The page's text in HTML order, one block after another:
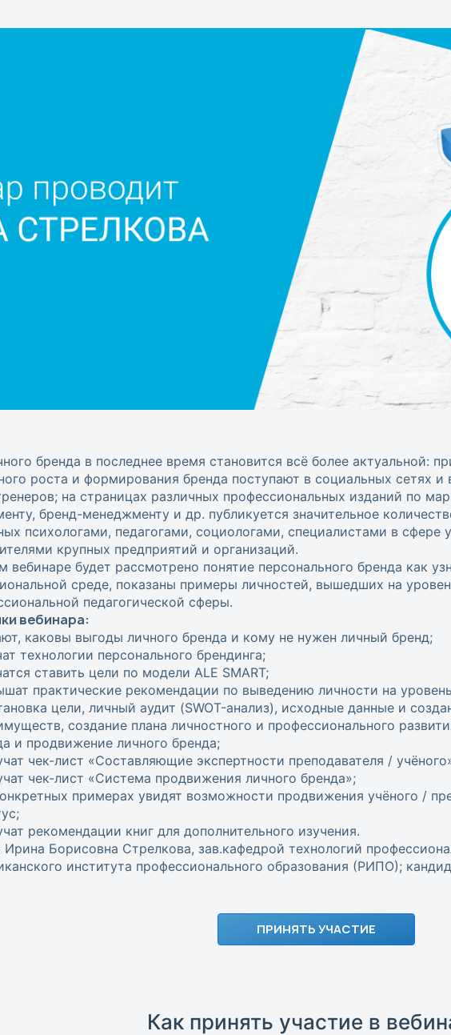
бренда в последнее время становится всё более актуальной:
роста и формирования бренда поступают в социальных сетях
на страницах различных профессиональных изданий по
бренд-менеджменту и др. публикуется значительное
психологами, педагогами, социологами, специалистами в сфере
крупных предприятий и организаций.
вебинаре будет рассмотрено понятие персонального бренда как
среде, показаны примеры личностей, вышедших на
педагогической сферы.
вебинара:
каковы выгоды личного бренда и кому не нужен личный бренд;
технологии персонального брендинга;
ставить цели по модели ALE SMART;
практические рекомендации по выведению личности на
цели, личный аудит (SWOT-анализ), исходные данные и
создание плана личностного и профессионального
и продвижение личного бренда;
чек-лист «Составляющие экспертности преподавателя /
чек-лист «Система продвижения личного бренда»;
примерах увидят возможности продвижения учёного /
рекомендации книг для дополнительного изучения.
Ирина Борисовна Стрелкова, зав.кафедрой технологий
института профессионального образования (РИПО);
ПРИНЯТЬ УЧАСТИЕ
Как принять участие в